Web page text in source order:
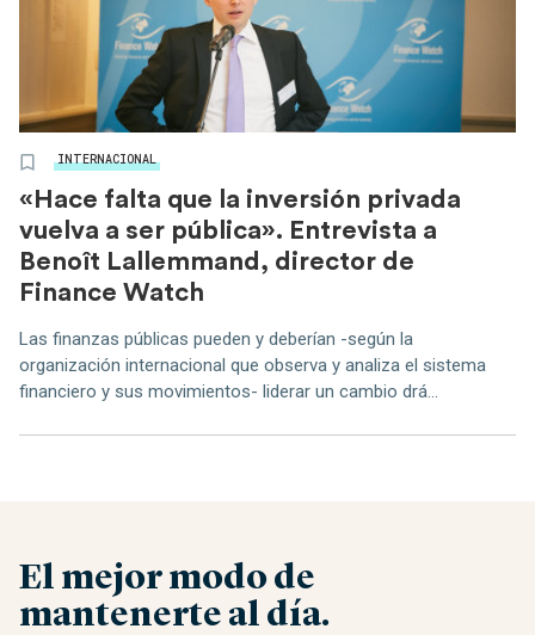
INTERNACIONAL
«Hace falta que la inversión privada
vuelva a ser pública». Entrevista a
Benoît Lallemmand, director de
Finance Watch
Las finanzas públicas pueden y deberían -según la
organización internacional que observa y analiza el sistema
financiero y sus movimientos- liderar un cambio drá...
El mejor modo de
mantenerte al día.